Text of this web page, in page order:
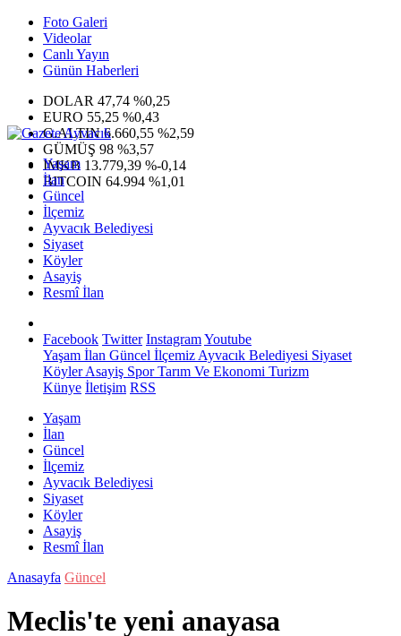
Foto Galeri
Videolar
Canlı Yayın
Günün Haberleri
DOLAR 47,74 %0,25
EURO 55,25 %0,43
G.ALTIN6.660,55 %2,59
GÜMÜŞ 98 %3,57
IMKB 13.779,39 %-0,14
BITCOIN 64.994 %1,01
Yaşam
İlan
Güncel
İlçemiz
Ayvacık Belediyesi
Siyaset
Köyler
Asayiş
Resmî İlan
Facebook Twitter InstagramYoutube
Yaşam İlan Güncel İlçemiz Ayvacık Belediyesi Siyaset
KöylerAsayiş SporTarım Ve Ekonomi Turizm
Künye İletişim RSS
Yaşam
İlan
Güncel
İlçemiz
Ayvacık Belediyesi
Siyaset
Köyler
Asayiş
Resmî İlan
Anasayfa Güncel
Meclis'te yeni anayasa